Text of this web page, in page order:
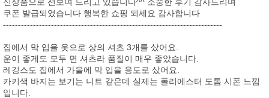
쿠폰 발급되었습니다 행복한 쇼핑 되세요 감사합니다
-------------------------------------------------------------------------
집에서 막 입을 옷으로 상의 셔츠 3개를 샀어요.
운이 좋게도 모두 면 셔츠라 품질이 매우 좋았습니다.
레깅스도 집에서 가을에 막 입을 용도로 샀어요.
카키색 바지는 보기는 니트 같은데 실제는 폴리에스터 도톰 시폰 느낌
입니다.